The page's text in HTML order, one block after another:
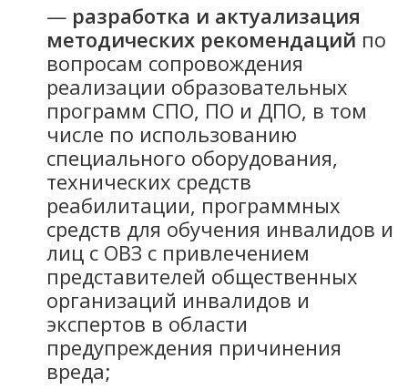
— разработка и актуализация
методических рекомендаций по
вопросам сопровождения
реализации образовательных
программ СПО, ПО и ДПО, в том
числе по использованию
специального оборудования,
технических средств
реабилитации, программных
средств для обучения инвалидов и
лиц с ОВЗ с привлечением
представителей общественных
организаций инвалидов и
экспертов в области
предупреждения причинения
вреда;